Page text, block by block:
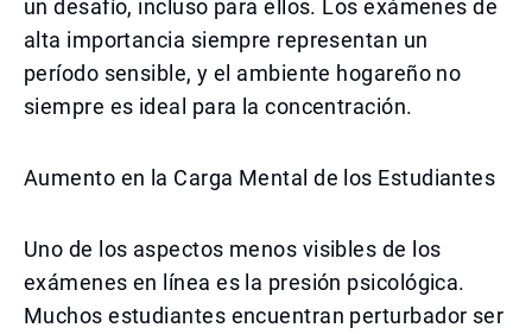
un desafío, incluso para ellos. Los exámenes de
alta importancia siempre representan un
período sensible, y el ambiente hogareño no
siempre es ideal para la concentración.
Aumento en la Carga Mental de los Estudiantes
Uno de los aspectos menos visibles de los
exámenes en línea es la presión psicológica.
Muchos estudiantes encuentran perturbador ser